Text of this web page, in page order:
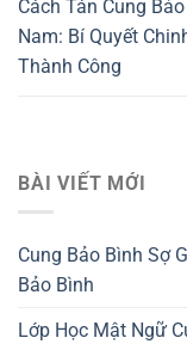
Cách Tán Cung
Nam: Bí Quyết
Thành Công
BÀI VIẾT MỚI
Cung Bảo Bình Sợ
Bảo Bình
Lớp Học Mật Ngữ